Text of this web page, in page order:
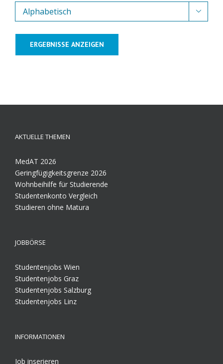

ERGEBNISSE ANZEIGEN
AKTUELLE THEMEN
MedAT 2026
Geringfügigkeitsgrenze 2026
Wohnbeihilfe für Studierende
Studentenkonto Vergleich
Studieren ohne Matura
JOBBÖRSE
Studentenjobs Wien
Studentenjobs Graz
Studentenjobs Salzburg
Studentenjobs Linz
INFORMATIONEN
Job inserieren